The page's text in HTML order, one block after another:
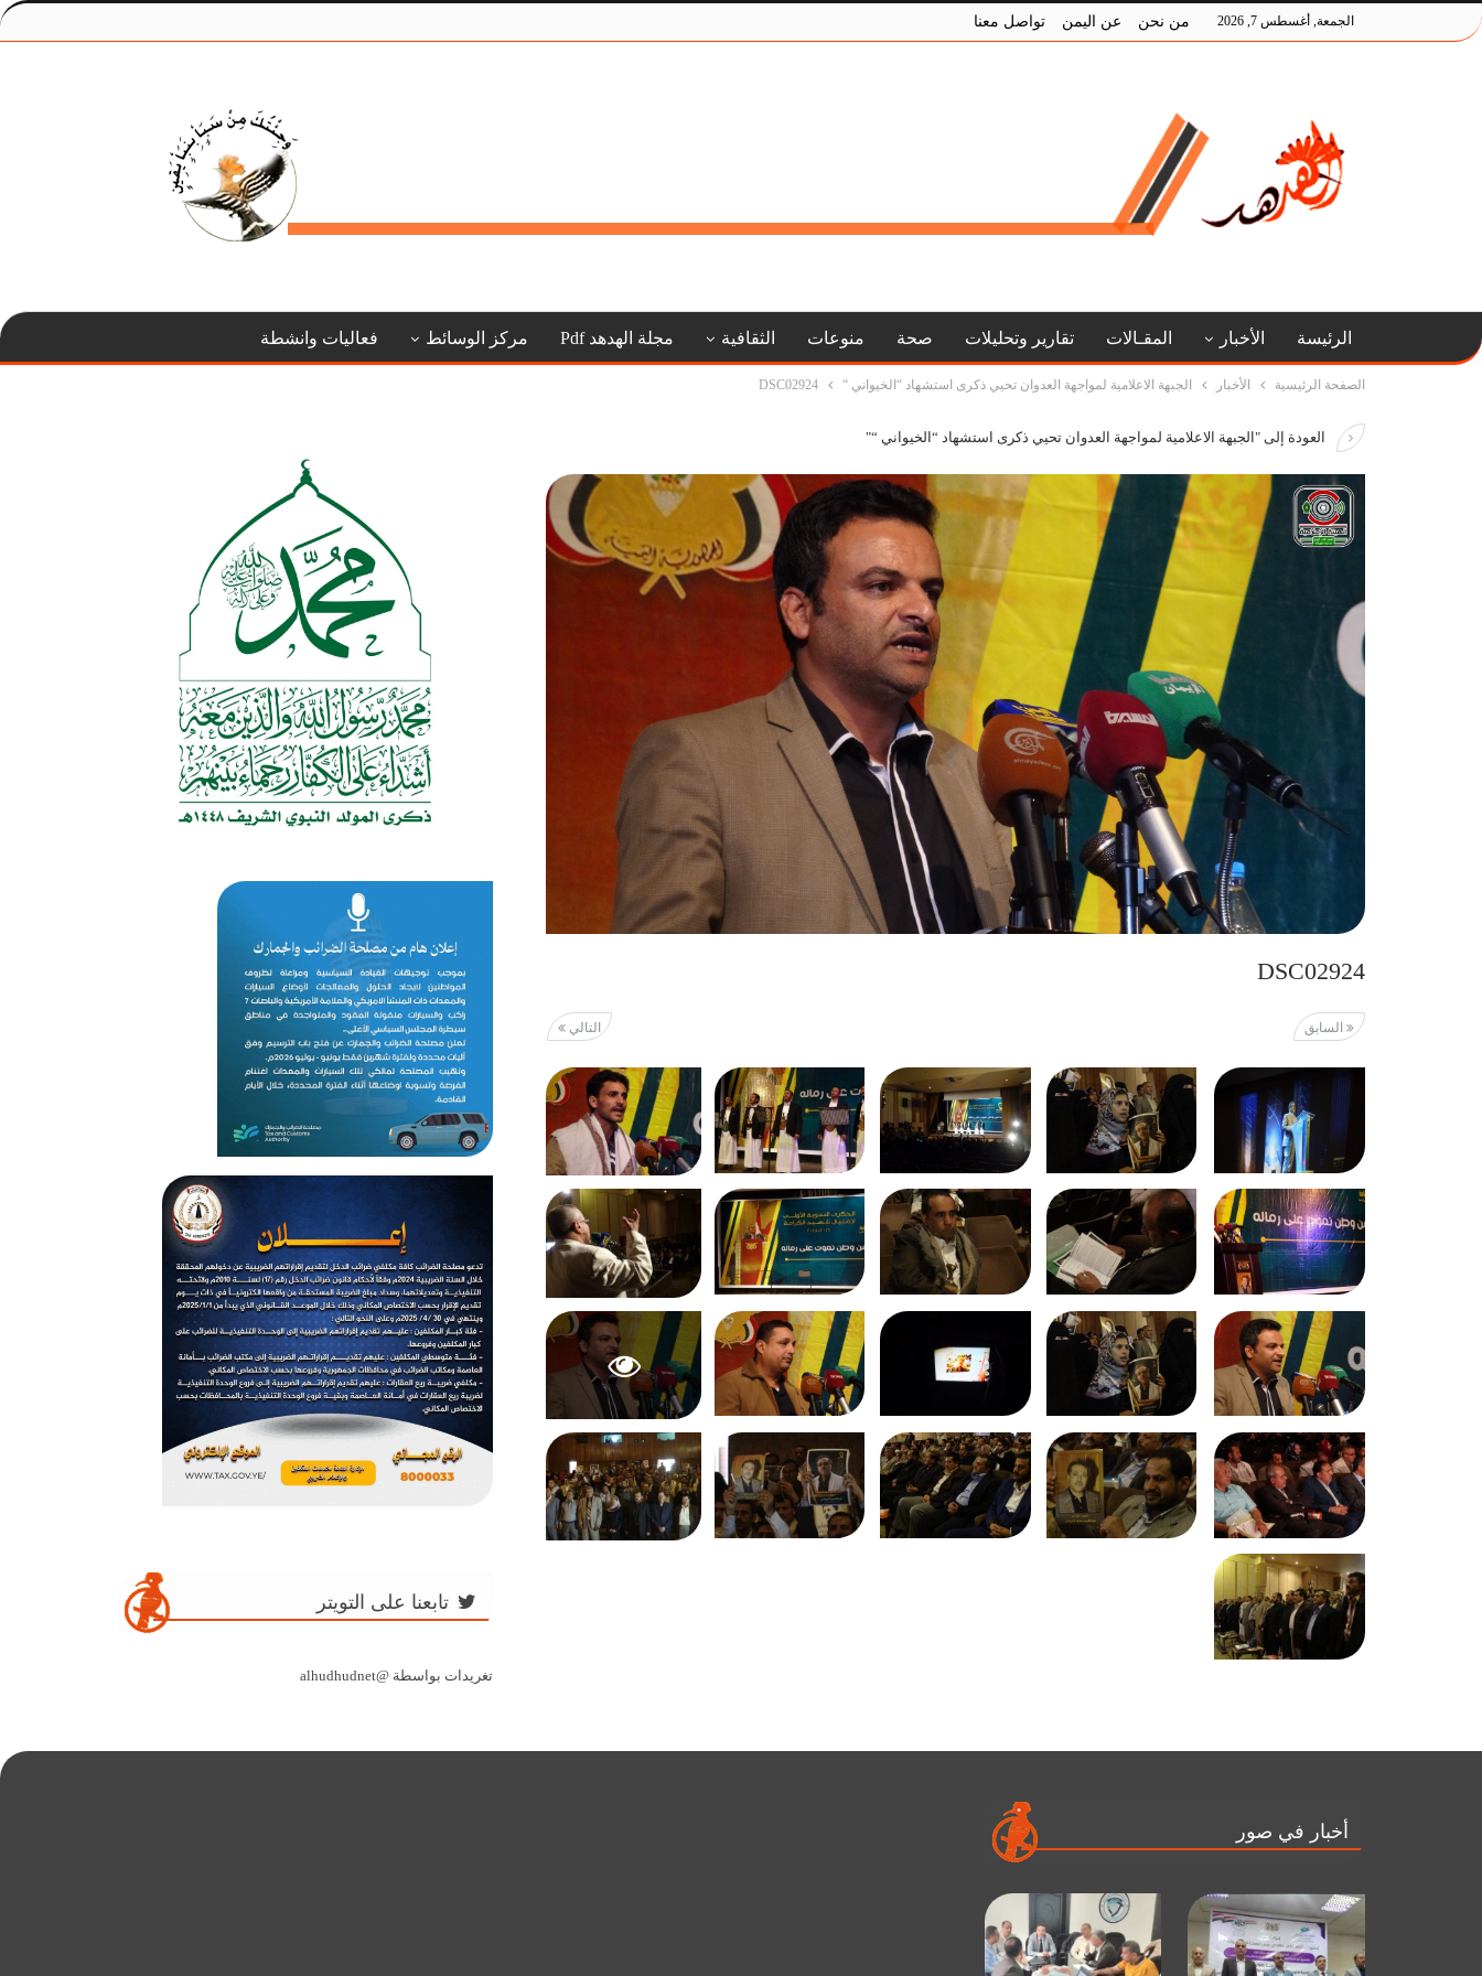
الجمعة, أغسطس 7, 2026 من نحن عن اليمن تواصل معنا
الرئيسة الأخبار المقـالات تقارير وتحليلات صحة منوعات الثقافية مجلة الهدهد Pdf مركز الوسائط فعاليات وانشطة
الصفحة الرئيسية الأخبار الجبهة الاعلامية لمواجهة العدوان تحيي ذكرى استشهاد “الخيواني “ DSC02924
العودة إلى "الجبهة الاعلامية لمواجهة العدوان تحيي ذكرى استشهاد “الخيواني “"
DSC02924
التالي السابق
تابعنا على التويتر
تغريدات بواسطة @alhudhudnet
أخبار في صور